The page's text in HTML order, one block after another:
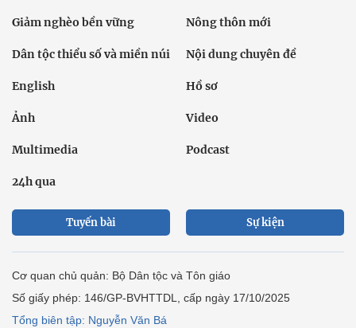
Giảm nghèo bền vững Nông thôn mới
Dân tộc thiểu số và miền núi Nội dung chuyên đề
English Hồ sơ
Ảnh Video
Multimedia Podcast
24h qua
Tuyến bài Sự kiện
Cơ quan chủ quản: Bộ Dân tộc và Tôn giáo
Số giấy phép: 146/GP-BVHTTDL, cấp ngày 17/10/2025
Tổng biên tập: Nguyễn Văn Bá